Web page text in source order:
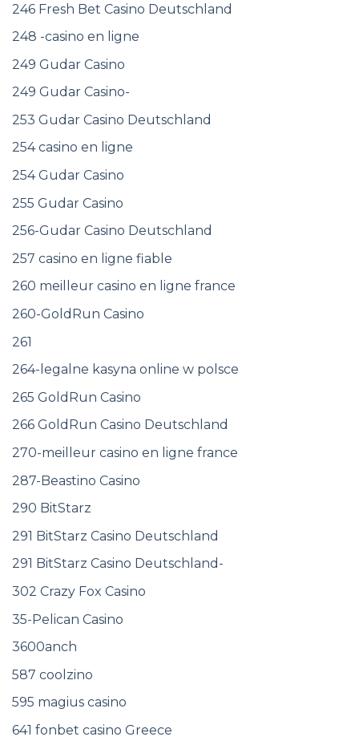
246 Fresh Bet Casino Deutschland
248 -casino en ligne
249 Gudar Casino
249 Gudar Casino-
253 Gudar Casino Deutschland
254 casino en ligne
254 Gudar Casino
255 Gudar Casino
256-Gudar Casino Deutschland
257 casino en ligne fiable
260 meilleur casino en ligne france
260-GoldRun Casino
261
264-legalne kasyna online w polsce
265 GoldRun Casino
266 GoldRun Casino Deutschland
270-meilleur casino en ligne france
287-Beastino Casino
290 BitStarz
291 BitStarz Casino Deutschland
291 BitStarz Casino Deutschland-
302 Crazy Fox Casino
35-Pelican Casino
3600anch
587 coolzino
595 magius casino
641 fonbet casino Greece